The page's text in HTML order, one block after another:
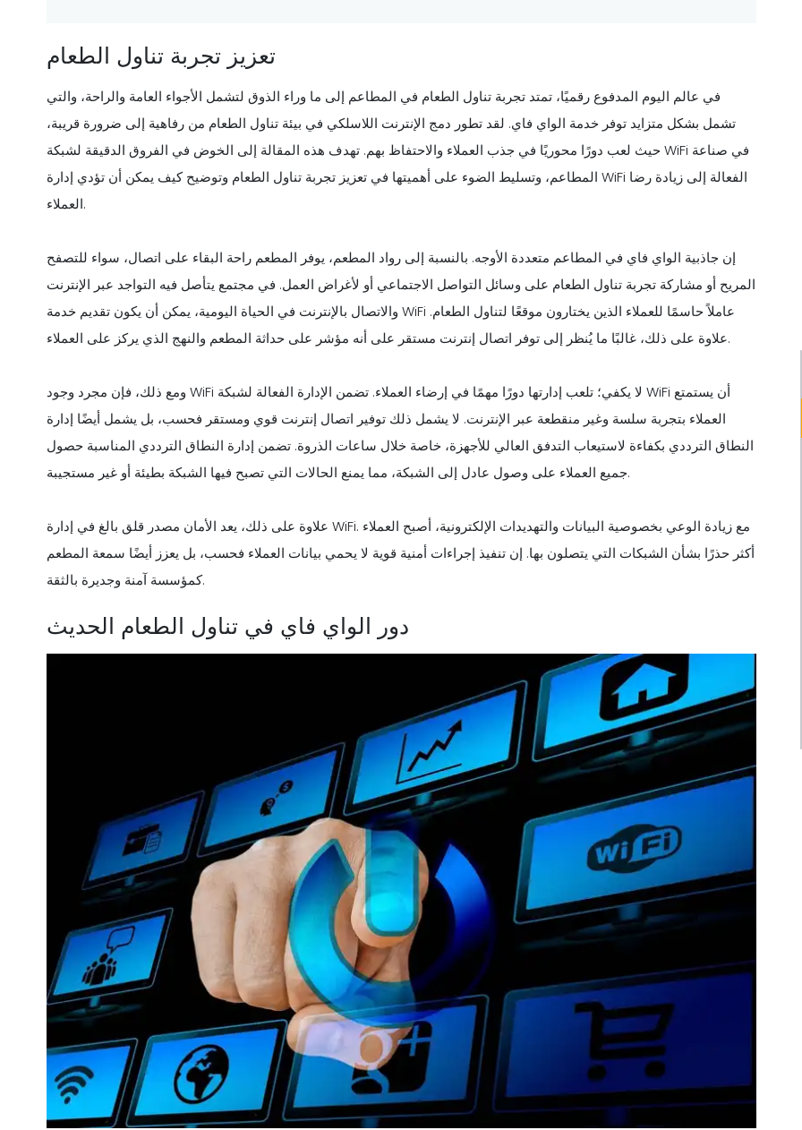
تعزيز تجربة تناول الطعام
في عالم اليوم المدفوع رقميًا، تمتد تجربة تناول الطعام في المطاعم إلى ما وراء الذوق لتشمل الأجواء العامة والراحة، والتي
تشمل بشكل متزايد توفر خدمة الواي فاي. لقد تطور دمج الإنترنت اللاسلكي في بيئة تناول الطعام من رفاهية إلى ضرورة قريبة،
حيث لعب دورًا محوريًا في جذب العملاء والاحتفاظ بهم. تهدف هذه المقالة إلى الخوض في الفروق الدقيقة لشبكة WiFi في صناعة
المطاعم، وتسليط الضوء على أهميتها في تعزيز تجربة تناول الطعام وتوضيح كيف يمكن أن تؤدي إدارة WiFi الفعالة إلى زيادة رضا
العملاء.
إن جاذبية الواي فاي في المطاعم متعددة الأوجه. بالنسبة إلى رواد المطعم، يوفر المطعم راحة البقاء على اتصال، سواء للتصفح
المريح أو مشاركة تجربة تناول الطعام على وسائل التواصل الاجتماعي أو لأغراض العمل. في مجتمع يتأصل فيه التواجد عبر الإنترنت
والاتصال بالإنترنت في الحياة اليومية، يمكن أن يكون تقديم خدمة WiFi عاملاً حاسمًا للعملاء الذين يختارون موقعًا لتناول الطعام.
علاوة على ذلك، غالبًا ما يُنظر إلى توفر اتصال إنترنت مستقر على أنه مؤشر على حداثة المطعم والنهج الذي يركز على العملاء.
ومع ذلك، فإن مجرد وجود WiFi لا يكفي؛ تلعب إدارتها دورًا مهمًا في إرضاء العملاء. تضمن الإدارة الفعالة لشبكة WiFi أن يستمتع
العملاء بتجربة سلسة وغير منقطعة عبر الإنترنت. لا يشمل ذلك توفير اتصال إنترنت قوي ومستقر فحسب، بل يشمل أيضًا إدارة
النطاق الترددي بكفاءة لاستيعاب التدفق العالي للأجهزة، خاصة خلال ساعات الذروة. تضمن إدارة النطاق الترددي المناسبة حصول
جميع العملاء على وصول عادل إلى الشبكة، مما يمنع الحالات التي تصبح فيها الشبكة بطيئة أو غير مستجيبة.
علاوة على ذلك، يعد الأمان مصدر قلق بالغ في إدارة WiFi. مع زيادة الوعي بخصوصية البيانات والتهديدات الإلكترونية، أصبح العملاء
أكثر حذرًا بشأن الشبكات التي يتصلون بها. إن تنفيذ إجراءات أمنية قوية لا يحمي بيانات العملاء فحسب، بل يعزز أيضًا سمعة المطعم
كمؤسسة آمنة وجديرة بالثقة.
دور الواي فاي في تناول الطعام الحديث